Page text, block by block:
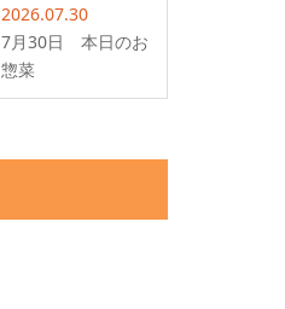
2026.07.30
7月30日 本日のお
惣菜